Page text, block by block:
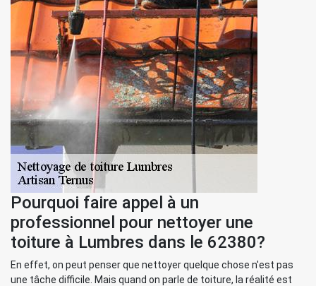
Pourquoi faire appel à un
professionnel pour nettoyer une
toiture à Lumbres dans le 62380?
En effet, on peut penser que nettoyer quelque chose n'est pas
une tâche difficile. Mais quand on parle de toiture, la réalité est